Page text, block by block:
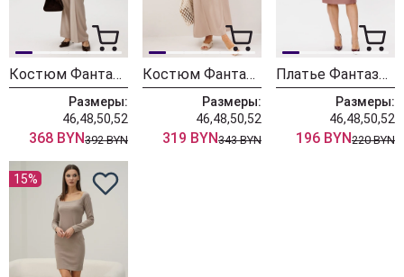
Костюм Фантазия Мод 4863
Размеры:
46,48,50,52
368 BYN392 BYN
Костюм Фантазия Мод 4816
Размеры:
46,48,50,52
319 BYN343 BYN
Платье Фантазия Мод 4428
Размеры:
46,48,50,52
196 BYN220 BYN
15%